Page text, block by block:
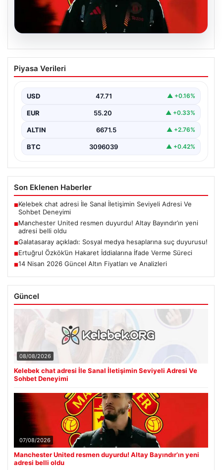
Manchester United resmen duyurdu!
Altay Bayındır’ın yeni adresi belli oldu
Piyasa Verileri
USD 47.71 ▲ +0.16%
EUR 55.20 ▲ +0.33%
ALTIN 6671.5 ▲ +2.76%
BTC 3096039 ▲ +0.42%
Son Eklenen Haberler
■Kelebek chat adresi İle Sanal İletişimin Seviyeli Adresi Ve
Sohbet Deneyimi
■Manchester United resmen duyurdu! Altay Bayındır’ın yeni
adresi belli oldu
■Galatasaray açıkladı: Sosyal medya hesaplarına suç duyurusu!
■Ertuğrul Özkök’ün Hakaret İddialarına İfade Verme Süreci
■14 Nisan 2026 Güncel Altın Fiyatları ve Analizleri
Güncel
08/08/2026
Kelebek chat adresi İle Sanal İletişimin Seviyeli Adresi Ve
Sohbet Deneyimi
07/08/2026
Manchester United resmen duyurdu! Altay Bayındır’ın yeni
adresi belli oldu